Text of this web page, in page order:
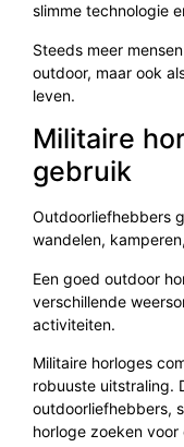
slimme technologie
Steeds meer
outdoor, maar ook
leven.
Militaire
gebruik
Outdoorliefhebbers
wandelen,
Een goed outdoor
verschillende
activiteiten.
Militaire horloges
robuuste uitstraling.
outdoorliefhebbers,
horloge zoeken